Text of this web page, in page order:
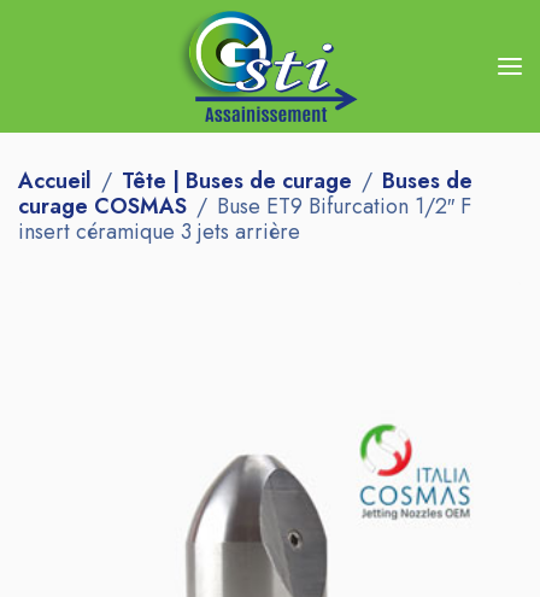
Accueil Tête | Buses de curage
Buses de
curage COSMAS
Buse ET9 Bifurcation 1/2″ F
insert céramique 3 jets arrière